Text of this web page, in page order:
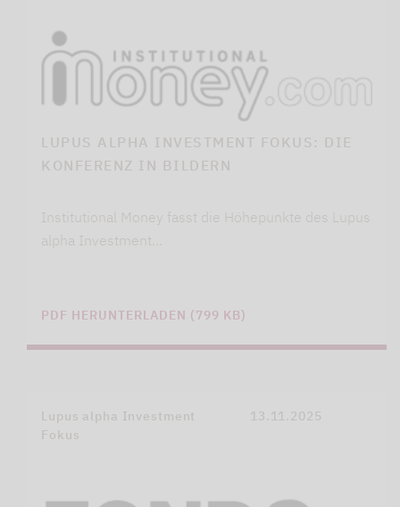
LUPUS ALPHA INVESTMENT FOKUS: DIE
KONFERENZ IN BILDERN
Institutional Money fasst die Höhepunkte des Lupus
alpha Investment…
PDF HERUNTERLADEN (799 KB)
Lupus alpha Investment
Fokus
13.11.2025